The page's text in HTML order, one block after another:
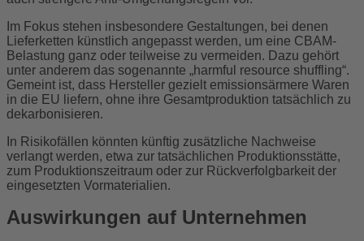
Im Fokus stehen insbesondere Gestaltungen, bei denen
Lieferketten künstlich angepasst werden, um eine CBAM-
Belastung ganz oder teilweise zu vermeiden. Dazu gehört
unter anderem das sogenannte „harmful resource shuffling“.
Gemeint ist, dass Hersteller gezielt emissionsärmere Waren
in die EU liefern, ohne ihre Gesamtproduktion tatsächlich zu
dekarbonisieren.
In Risikofällen könnten künftig zusätzliche Nachweise
verlangt werden, etwa zur tatsächlichen Produktionsstätte,
zum Produktionszeitraum oder zur Rückverfolgbarkeit der
eingesetzten Vormaterialien.
Auswirkungen auf Unternehmen